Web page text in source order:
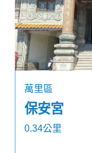
萬里區
保安宮
0.34公里